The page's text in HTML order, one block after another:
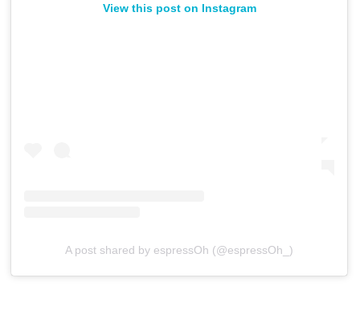
View this post on Instagram
A post shared by espressOh (@espressOh_)